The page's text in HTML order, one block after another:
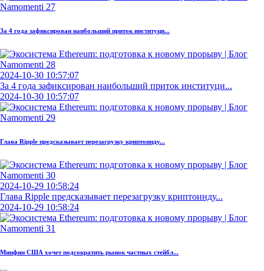
За 4 года зафиксирован наибольший приток институци...
2024-10-30 10:57:07
За 4 года зафиксирован наибольший приток институци...
2024-10-30 10:57:07
Глава Ripple предсказывает перезагрузку криптоинду...
2024-10-29 10:58:24
Глава Ripple предсказывает перезагрузку криптоинду...
2024-10-29 10:58:24
Минфин США хочет подсократить рынок частных стейбл...